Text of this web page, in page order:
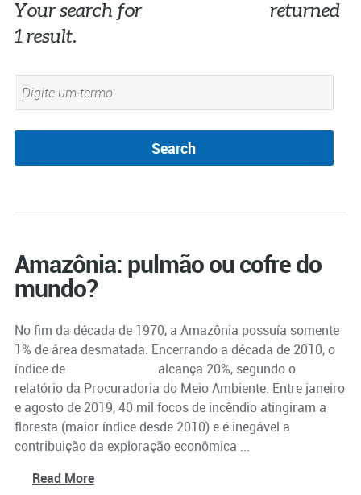
Your search for
returned
1 result.
Amazônia: pulmão ou cofre do
mundo?
No fim da década de 1970, a Amazônia possuía somente
1% de área desmatada. Encerrando a década de 2010, o
índice de
alcança 20%, segundo o
relatório da Procuradoria do Meio Ambiente. Entre janeiro
e agosto de 2019, 40 mil focos de incêndio atingiram a
floresta (maior índice desde 2010) e é inegável a
contribuição da exploração econômica ...
Read More